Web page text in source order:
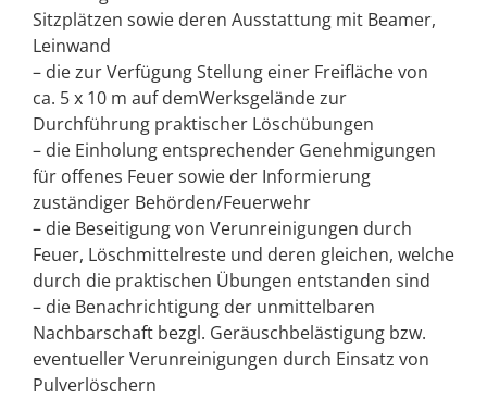
Sitzplätzen sowie deren Ausstattung mit Beamer,
Leinwand
– die zur Verfügung Stellung einer Freifläche von
ca. 5 x 10 m auf demWerksgelände zur
Durchführung praktischer Löschübungen
– die Einholung entsprechender Genehmigungen
für offenes Feuer sowie der Informierung
zuständiger Behörden/Feuerwehr
– die Beseitigung von Verunreinigungen durch
Feuer, Löschmittelreste und deren gleichen, welche
durch die praktischen Übungen entstanden sind
– die Benachrichtigung der unmittelbaren
Nachbarschaft bezgl. Geräuschbelästigung bzw.
eventueller Verunreinigungen durch Einsatz von
Pulverlöschern